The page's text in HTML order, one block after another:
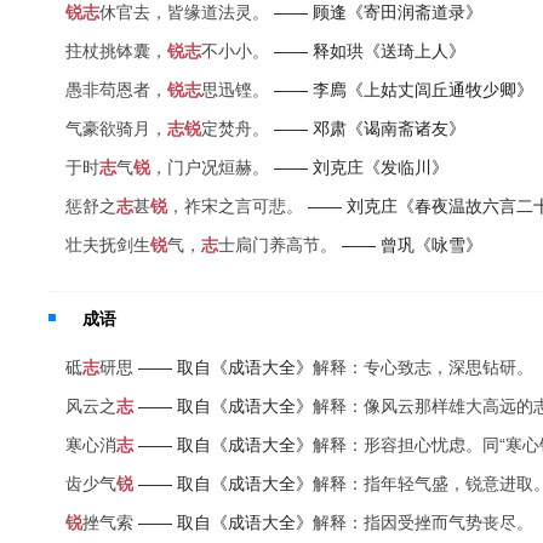
锐志休官去，皆缘道法灵。
—— 顾逢《寄田润斋道录》
拄杖挑钵囊， 锐志不小小。
—— 释如珙《送琦上人》
愚非苟恩者， 锐志思迅铿。
—— 李廌《上姑丈闾丘通牧少卿》
气豪欲骑月， 志锐定焚舟。
—— 邓肃《谒南斋诸友》
于时志气锐，门户况烜赫。
—— 刘克庄《发临川》
惩舒之志甚锐，祚宋之言可悲。
—— 刘克庄《春夜温故六言二
壮夫抚剑生锐气， 志士扃门养高节。 —— 曾巩《咏雪》
成语
砥志研思 —— 取自《成语大全》 解释：专心致志，深思钻研。
风云之志 —— 取自《成语大全》 解释：像风云那样雄大高远的
寒心消志 —— 取自《成语大全》 解释：形容担心忧虑。同“寒心
齿少气锐—— 取自《成语大全》 解释：指年轻气盛，锐意进取。
锐挫气索 —— 取自《成语大全》 解释：指因受挫而气势丧尽。